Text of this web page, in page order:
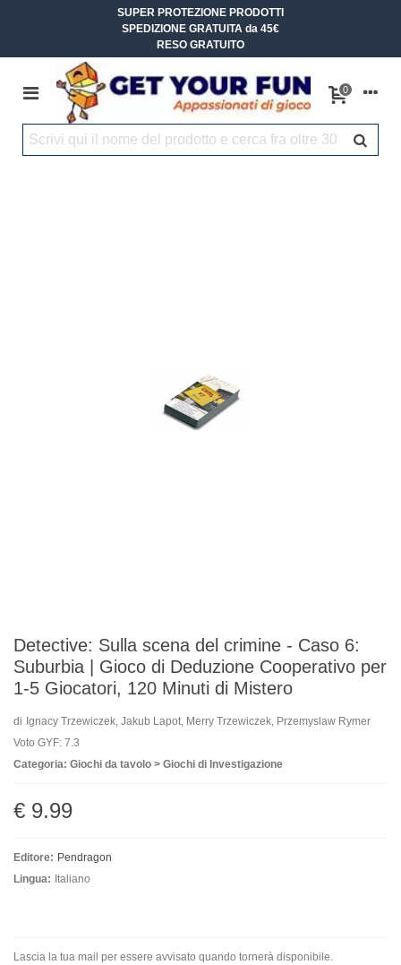
SUPER PROTEZIONE PRODOTTI
SPEDIZIONE GRATUITA da 45€
RESO GRATUITO
0
Detective: Sulla scena del crimine - Caso 6:
Suburbia | Gioco di Deduzione Cooperativo per
1-5 Giocatori, 120 Minuti di Mistero
di Ignacy Trzewiczek, Jakub Lapot, Merry Trzewiczek, Przemyslaw Rymer
Voto GYF: 7.3
Categoria: Giochi da tavolo > Giochi di Investigazione
€ 9.99
Editore: Pendragon
Lingua: Italiano
Lascia la tua mail per essere avvisato quando tornerà disponibile.